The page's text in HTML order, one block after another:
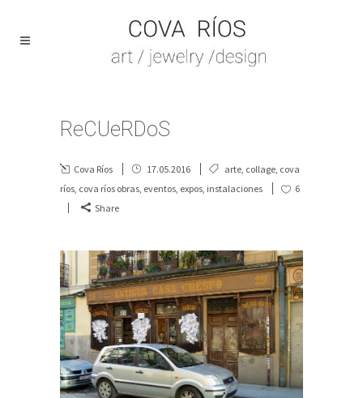
ReCUeRDoS
Cova Ríos 17.05.2016 arte, collage, cova
ríos, cova ríos obras, eventos, expos, instalaciones
6
Share